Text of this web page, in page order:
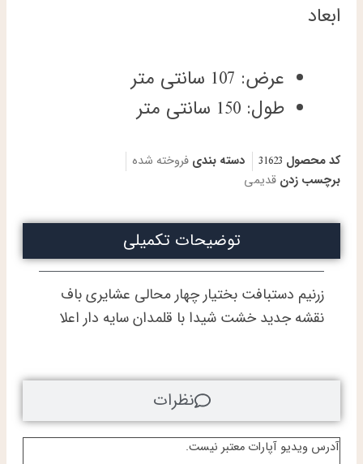
ابعاد
عرض: 107 سانتی متر
طول: 150 سانتی متر
کد محصول 31623 دسته بندی فروخته شده
برچسب زدن قدیمی
آدرس ویدیو آپارات معتبر نیست.
توضیحات تکمیلی
نظرات
زرنیم دستبافت بختیار چهار محالی عشایری باف
نقشه جدید خشت شیدا با قلمدان سایه دار اعلا